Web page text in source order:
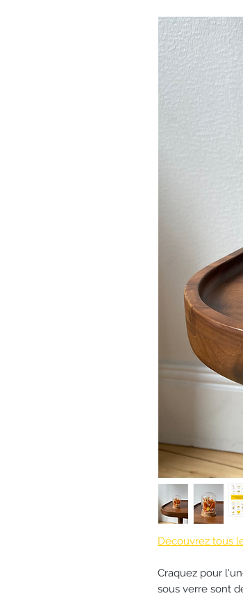
Découvrez tous
Craquez pour
sous verre sont